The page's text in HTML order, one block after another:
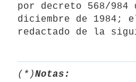
por decreto 568/984
diciembre de 1984;
(*)Notas: